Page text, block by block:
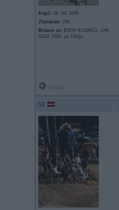
Kopš: 28. Jul 2008
Ziņojumi: 196
Braucu ar: BMW R1200GS, E46
320D 2000. pa Vāciju
AF